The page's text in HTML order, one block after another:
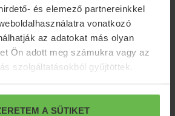
és elemező partnereinkkel
vonatkozó
az adatokat más olyan
Ön adott meg számukra vagy az
szolgáltatásokból gyűjtöttek.
A SÜTIKET
am Theiß-See